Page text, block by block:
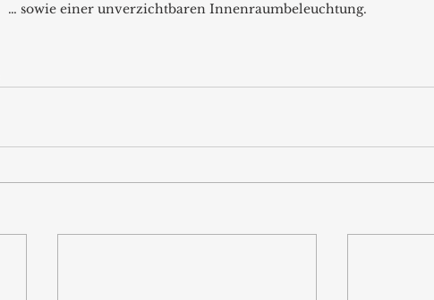
… sowie einer unverzichtbaren Innenraumbeleuchtung.